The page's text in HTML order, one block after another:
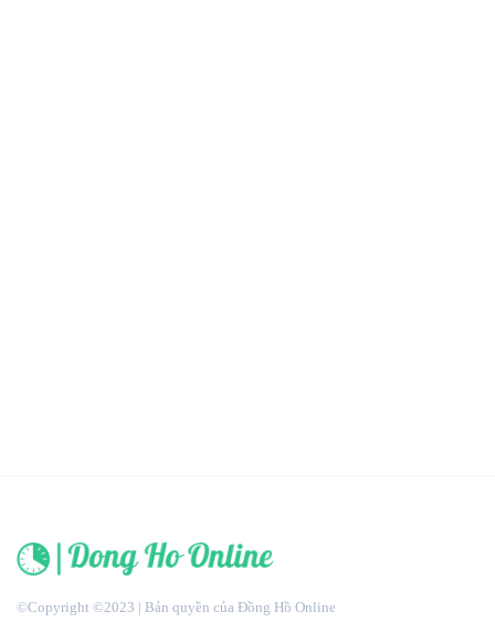
©Copyright ©2023 | Bản quyền của Đồng Hồ Online